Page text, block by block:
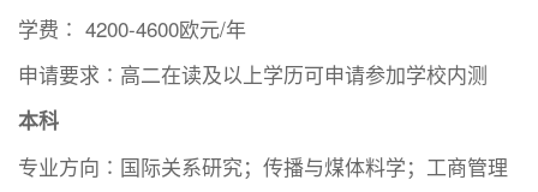
学费∶ 4200-4600欧元/年
申请要求∶高二在读及以上学历可申请参加学校内测
本科
专业方向∶国际关系研究；传播与煤体料学；工商管理